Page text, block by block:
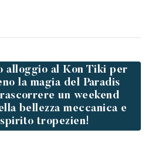
alloggio al Kon Tiki per
la magia del Paradis
un weekend
bellezza meccanica e
tropezien!